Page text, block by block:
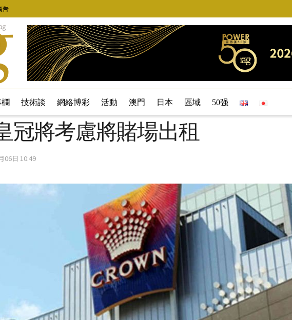
告
技術談 網絡博彩 活動 澳門 日本 區域 50强
冠將考慮將賭場出租
06日 10:49